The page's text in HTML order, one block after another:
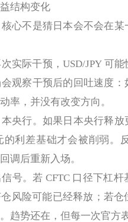
结构变化
不是猜日本会不会在某
际干预，USD/JPY 可能
观察干预后的回吐速度
率，并没有改变方向。
行。如果日本央行释放
利差基础才会被削弱。
调后重新入场。
。若 CFTC 口径下杠杆
风险可能已经释放；若
趋势还在，但每一次官方